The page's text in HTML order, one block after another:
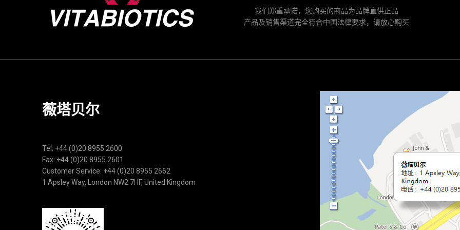
我们郑重承诺，您购买的商品为品牌直供正品
产品及销售渠道完全符合中国法律要求，请放心购买
薇塔贝尔
Tel: +44 (0)20 8955 2600
Fax: +44 (0)20 8955 2601
Customer Service: +44 (0)20 8955 2662
1 Apsley Way, London NW2 7HF, United Kingdom